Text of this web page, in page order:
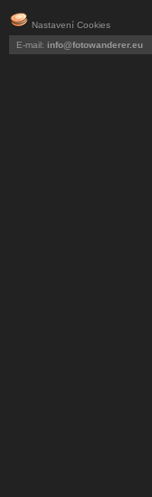
Nastavení Cookies
E-mail: info@fotowanderer.eu